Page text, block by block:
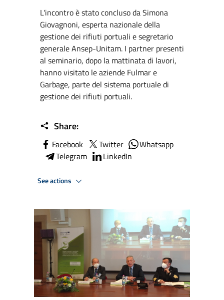
L'incontro è stato concluso da Simona
Giovagnoni, esperta nazionale della
gestione dei rifiuti portuali e segretario
generale Ansep-Unitam. I partner presenti
al seminario, dopo la mattinata di lavori,
hanno visitato le aziende Fulmar e
Garbage, parte del sistema portuale di
gestione dei rifiuti portuali.
Share:
Facebook Twitter
Whatsapp
Telegram
LinkedIn
See actions